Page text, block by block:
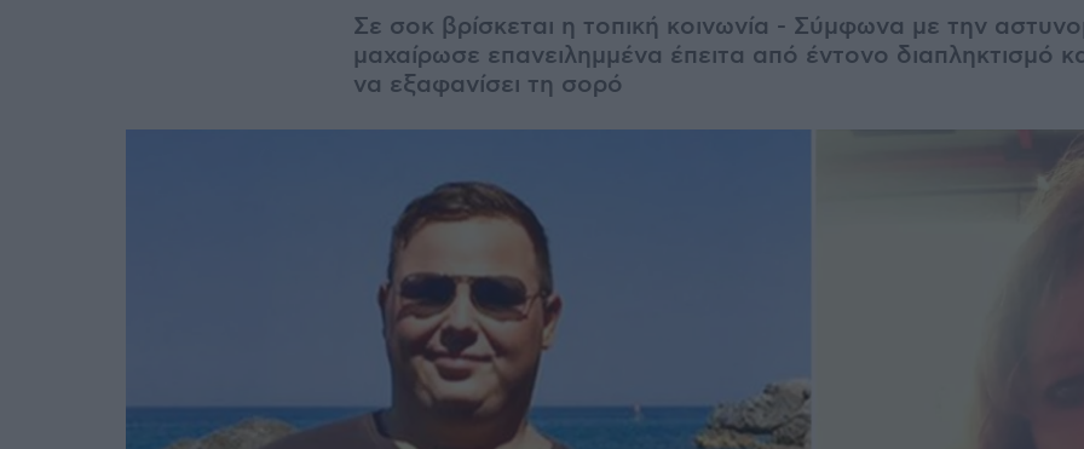
Σε σοκ βρίσκεται η τοπική κοινωνία - Σύμφωνα με την
μαχαίρωσε επανειλημμένα έπειτα από έντονο διαπληκτισμό
να εξαφανίσει τη σορό